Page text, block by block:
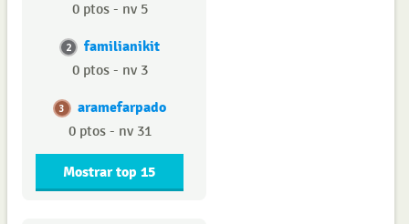
0 ptos - nv 5
2 familianikit
0 ptos - nv 3
3 aramefarpado
0 ptos - nv 31
Mostrar top 15